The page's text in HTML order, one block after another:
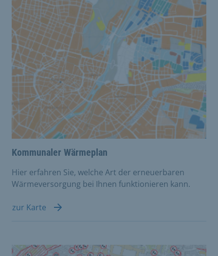
Kommunaler Wärmeplan
Hier erfahren Sie, welche Art der erneuerbaren
Wärmeversorgung bei Ihnen funktionieren kann.
zur Karte